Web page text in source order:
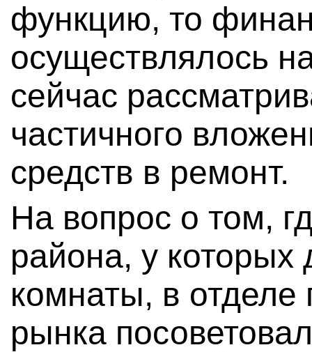
функцию, то
осуществлялось
сейчас
частичного
средств в ремонт.
На вопрос о том,
района, у которых
комнаты, в отделе
рынка